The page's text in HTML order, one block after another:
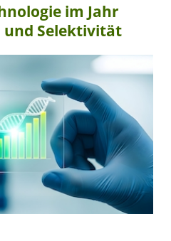
im Jahr
und Selektivität